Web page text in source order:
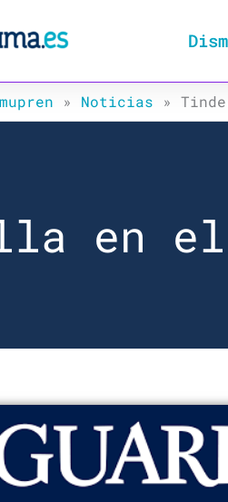
» Noticias »
en